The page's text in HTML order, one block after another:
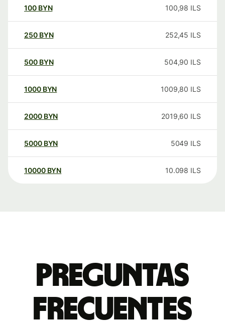
100 BYN 100,98 ILS
250 BYN 252,45 ILS
500 BYN 504,90 ILS
1000 BYN 1009,80 ILS
2000 BYN 2019,60 ILS
5000 BYN 5049 ILS
10000 BYN 10.098 ILS
Preguntas
frecuentes